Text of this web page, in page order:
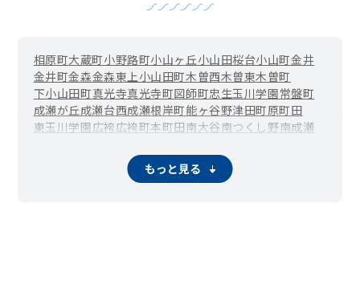
相原町大蔵町小野路町小山ヶ丘小山田桜台小山町金井
金井町金森金森東 上小山田町木曽西木曽東木曽町
下小山田町真光寺真光寺町図師町忠生玉川学園常盤町
成瀬が丘成瀬台西成瀬根岸町能ヶ谷野津田町原町田
東玉川学園広袴広袴町本町田南大谷南つくし野南成瀬
もっと見る